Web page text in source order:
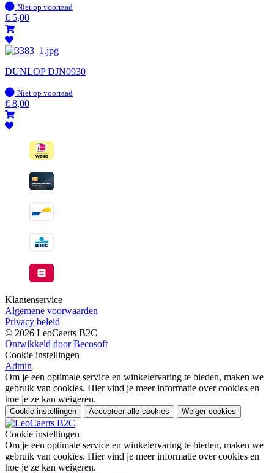
Op
voorraad
Niet op voorraad
€ 5,00
DUNLOP DJN0930
Op
voorraad
Niet op voorraad
€ 8,00
Klantenservice
Algemene voorwaarden
Privacy beleid
© 2026 LeoCaerts B2C
Ontwikkeld door Becosoft
Cookie instellingen
Admin
Om je een optimale service en winkelervaring te bieden, maken we
gebruik van cookies. Hier vind je meer informatie over cookies en
hoe je ze kan weigeren.
Cookie instellingen Accepteer alle cookies Weiger cookies
Cookie instellingen
Om je een optimale service en winkelervaring te bieden, maken we
gebruik van cookies. Hier vind je meer informatie over cookies en
hoe je ze kan weigeren.